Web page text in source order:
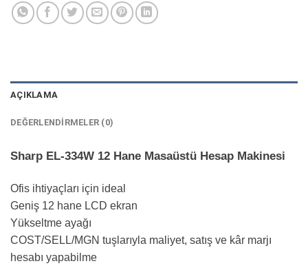
AÇIKLAMA
DEĞERLENDIRMELER (0)
Sharp EL-334W 12 Hane Masaüstü Hesap Makinesi
Ofis ihtiyaçları için ideal
Geniş 12 hane LCD ekran
Yükseltme ayağı
COST/SELL/MGN tuşlarıyla maliyet, satış ve kâr marjı
hesabı yapabilme